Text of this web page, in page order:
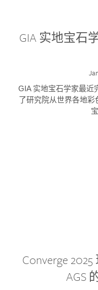
GIA 实地宝石
GIA 实地宝石学家最近
了研究院从世界各地
Converge
AGS